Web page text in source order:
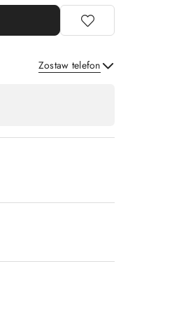
Zostaw telefon